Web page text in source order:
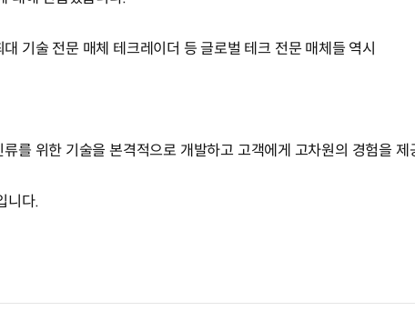
기술 전문 매체 테크레이더 등 글로벌 테크 전문 매체들 역시
를 위한 기술을 본격적으로 개발하고 고객에게 고차원의 경험을
니다.